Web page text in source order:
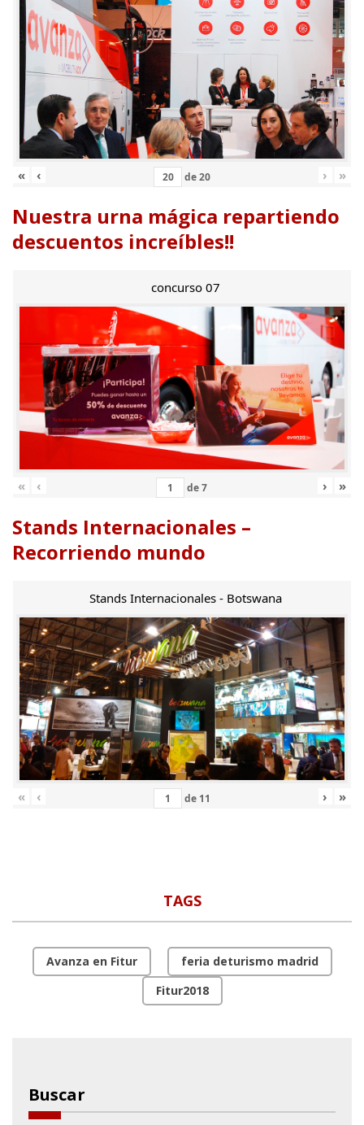
« ‹ de20 › »
Nuestra urna mágica repartiendo
descuentos increíbles!!
concurso 07
« ‹ de7 › »
Stands Internacionales –
Recorriendo mundo
Stands Internacionales - Botswana
« ‹ de 11 › »
TAGS
Avanza en Fitur
feria deturismo madrid
Fitur2018
Buscar